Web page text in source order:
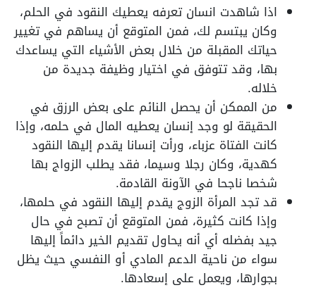
اذا شاهدت انسان تعرفه يعطيك النقود في الحلم،
وكان يبتسم لك، فمن المتوقع أن يساهم في تغيير
حياتك المقبلة من خلال بعض الأشياء التي يساعدك
بها، وقد تتوفق في اختيار وظيفة جديدة من
خلاله.
من الممكن أن يحصل النائم على بعض الرزق في
الحقيقة لو وجد إنسان يعطيه المال في حلمه، وإذا
كانت الفتاة عزباء، ورأت إنسانا يقدم إليها النقود
كهدية، وكان رجلا وسيما، فقد يطلب الزواج بها
شخصا ناجحا في الآونة القادمة.
قد تجد المرأة الزوج يقدم إليها النقود في حلمها،
وإذا كانت كثيرة، فمن المتوقع أن تصبح في حال
جيد بفضله أي أنه يحاول تقديم الخير دائماً إليها
سواء من ناحية الدعم المادي أو النفسي حيث يظل
بجوارها، ويعمل على إسعادها.